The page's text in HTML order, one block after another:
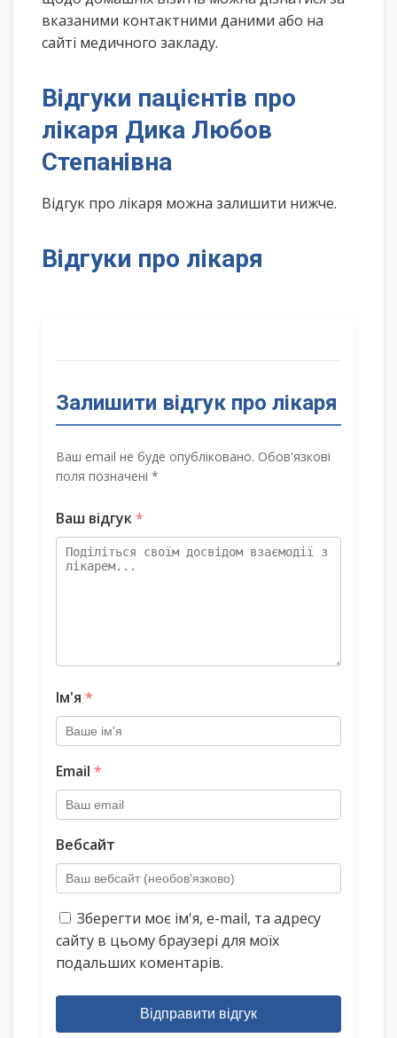
вказаними контактними даними або на
сайті медичного закладу.
Відгуки пацієнтів про
лікаря Дика Любов
Степанівна
Відгук про лікаря можна залишити нижче.
Відгуки про лікаря
Залишити відгук про лікаря
Ваш email не буде опубліковано. Обов'язкові
поля позначені *
Ваш відгук*
Ім'я *
Email *
Вебсайт
Зберегти моє ім'я, e-mail, та адресу
сайту в цьому браузері для моїх
подальших коментарів.
Відправити відгук